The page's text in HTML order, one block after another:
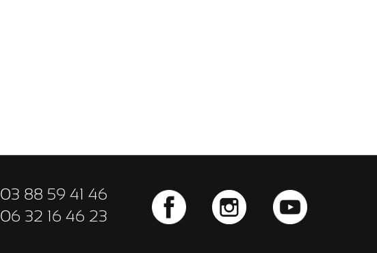
03 88 59 41 46
06 32 16 46 23